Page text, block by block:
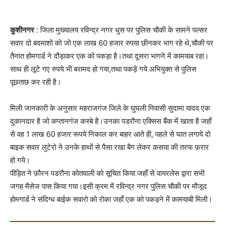
कुशीनगर: जिला मुख्यालय रविन्द्र नगर धुस पर पुलिस चौकी के सामने पल्सर
सवार दो बदमाशो को जो एक लाख 60 हजार रुपया छीनकर भाग रहे थे,चौकी पर
तैनात होमगार्ड ने दौड़ाकर एक को पकड़ा है।तथा दूसरा भागने में कामयाब रहा।
साथ ही लूटे गए रुपये भी बरामद हो गया,तथा पकड़े गये अभियुक्त से पुलिस
पूछताछ कर रही है।
मिली जानकारी के अनुसार महराजगंज जिले के घुघली निवासी सुदामा यादव एक
दुकानदार है जो कप्तानगंज कस्बे है।उनका पडरौना एक्सिस बैंक में खाता है जहाँ
से वह 1 लाख 60 हजार रूपये निकाल कर बाहर आते ही, पहले से घात लगाये दो
बाइक सवार लुटेरो ने उनके हाथों से पैसा रखा बैग लेकर कसया की तरफ फ़रार
हो गये।
पीड़ित ने फ़ौरन पडरौना कोतवाली को सूचित किया जहाँ से वायरलेस द्वारा सभी
जगह मैसेज पास किया गया।इसी क्रम में रविन्द्र नगर पुलिस चौकी पर मौजूद
होमगार्ड ने संदिग्ध बाईक सवारो को रोका जहाँ एक को पकड़ने में कामयाबी मिली।